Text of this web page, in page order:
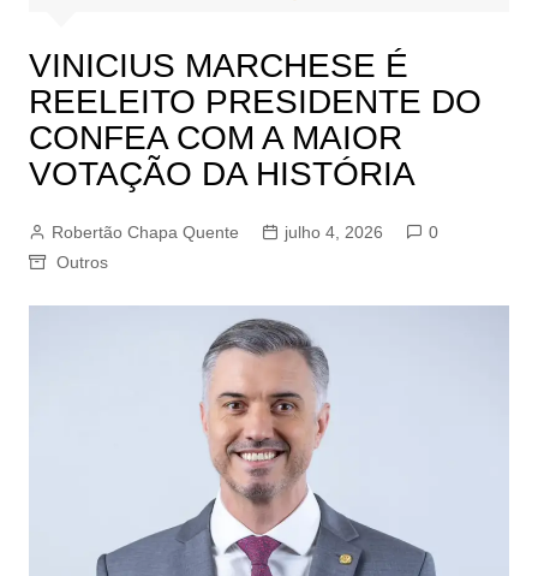
VINICIUS MARCHESE É
REELEITO PRESIDENTE DO
CONFEA COM A MAIOR
VOTAÇÃO DA HISTÓRIA
Robertão Chapa Quente julho 4, 2026
0
Outros